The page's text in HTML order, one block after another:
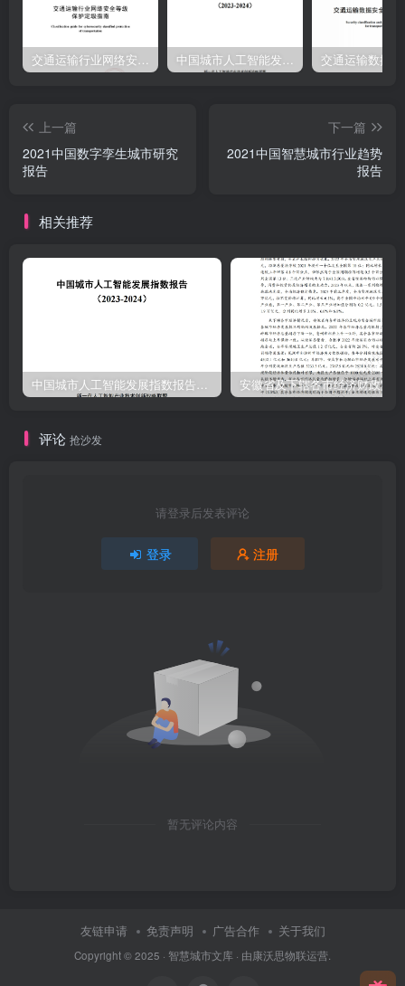
交通运输行业网络安全等级保护定级指南（JTT-904—2023）2023 中国城市人工智能发展指数报告（2023-2024）
上一篇
2021中国数字孪生城市研究
报告
下一篇
2021中国智慧城市行业趋势
报告
相关推荐
中国城市人工智能发展指数报告（2023-2024）
评论 抢沙发
请登录后发表评论
登录 注册
暂无评论内容
友链申请 免责声明 广告合作 关于我们
Copyright © 2025 · 智慧城市文库 · 由康沃思物联运营.